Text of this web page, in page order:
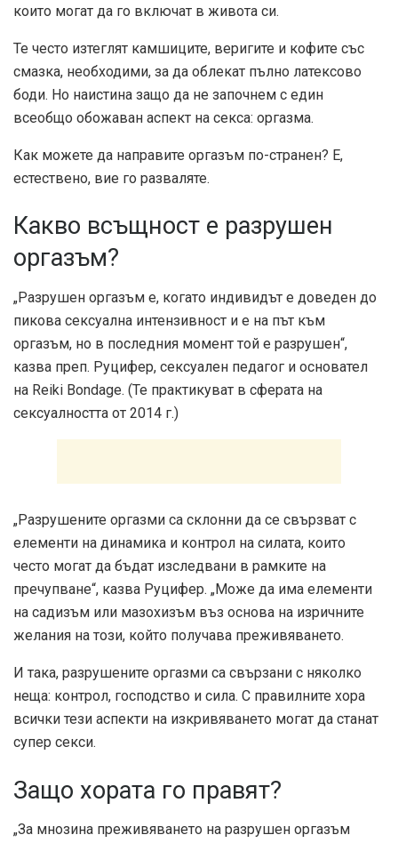
които могат да го включат в живота си.
Те често изтеглят камшиците, веригите и кофите със
смазка, необходими, за да облекат пълно латексово
боди. Но наистина защо да не започнем с един
всеобщо обожаван аспект на секса: оргазма.
Как можете да направите оргазъм по-странен? Е,
естествено, вие го разваляте.
Какво всъщност е разрушен
оргазъм?
„Разрушен оргазъм е, когато индивидът е доведен до
пикова сексуална интензивност и е на път към
оргазъм, но в последния момент той е разрушен“,
казва преп. Руцифер, сексуален педагог и основател
на Reiki Bondage. (Те практикуват в сферата на
сексуалността от 2014 г.)
„Разрушените оргазми са склонни да се свързват с
елементи на динамика и контрол на силата, които
често могат да бъдат изследвани в рамките на
пречупване“, казва Руцифер. „Може да има елементи
на садизъм или мазохизъм въз основа на изричните
желания на този, който получава преживяването.
И така, разрушените оргазми са свързани с няколко
неща: контрол, господство и сила. С правилните хора
всички тези аспекти на изкривяването могат да станат
супер секси.
Защо хората го правят?
„За мнозина преживяването на разрушен оргазъм